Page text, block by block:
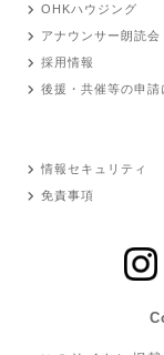
OHKハウジング
アナウンサー朗読会
採用情報
後援・共催等の申請
情報セキュリティ
免責事項